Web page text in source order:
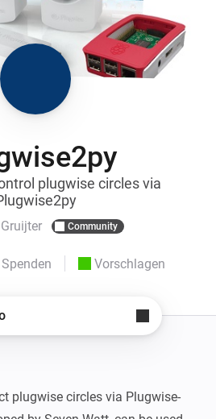
plugwise circles via
Community
Spenden Vorschlagen
plugwise circles via Plugwise-